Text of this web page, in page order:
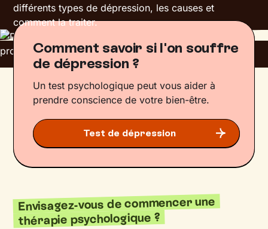
différents types de dépression, les causes et
comment la traiter.
Comment savoir si l'on souffre
de dépression ?
Un test psychologique peut vous aider à
prendre conscience de votre bien-être.
Test de dépression
Envisagez-vous de commencer une
thérapie psychologique ?